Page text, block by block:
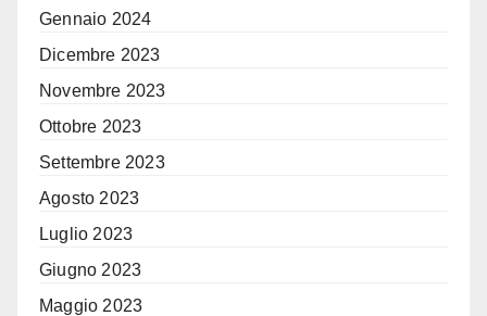
Gennaio 2024
Dicembre 2023
Novembre 2023
Ottobre 2023
Settembre 2023
Agosto 2023
Luglio 2023
Giugno 2023
Maggio 2023